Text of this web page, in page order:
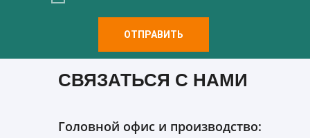
ОТПРАВИТЬ
СВЯЗАТЬСЯ С НАМИ
Головной офис и производство: